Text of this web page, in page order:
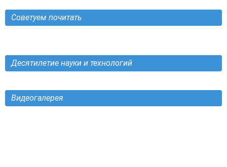
Советуем почитать
Десятилетие науки и технологий
Видеогалерея